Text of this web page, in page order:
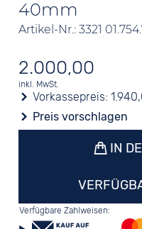
40mm
Artikel-Nr.: 3321
2.000,00
inkl. MwSt.
Vorkassepreis:
Preis vorschlagen
IN
Verfügbare Zahlweisen: